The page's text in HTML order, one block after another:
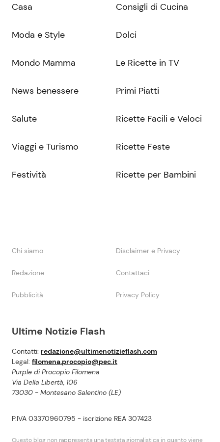
Ultime Notizie Flash
Contatti: redazione@ultimenotizieflash.com
Legal: filomena.procopio@pec.it
Purple di Procopio Filomena
Via Della Libertà, 106
73030 - Montesano Salentino (LE)
P.IVA 03370960795 - iscrizione REA 307423
Questo blog non rappresenta una testata giornalistica in quanto viene
Casa
Moda e Style
Mondo Mamma
News benessere
Salute
Viaggi e Turismo
Festività
Consigli di Cucina
Dolci
Le Ricette in TV
Primi Piatti
Ricette Facili e Veloci
Ricette Feste
Ricette per Bambini
Chi siamo Disclaimer e Privacy
Redazione Contattaci
Pubblicità Privacy Policy